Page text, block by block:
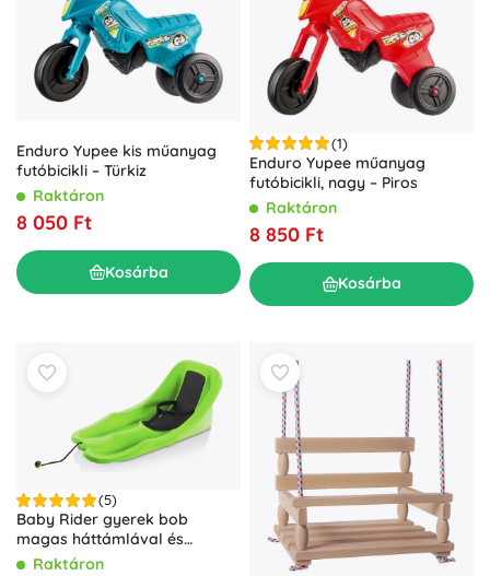
Enduro Yupee kis műanyag
futóbicikli – Türkiz
Raktáron
8 050 Ft
Kosárba
(1)
Enduro Yupee műanyag
futóbicikli, nagy – Piros
Raktáron
8 850 Ft
Kosárba
(5)
Baby Rider gyerek bob
magas háttámlával és
hevederrel
Raktáron